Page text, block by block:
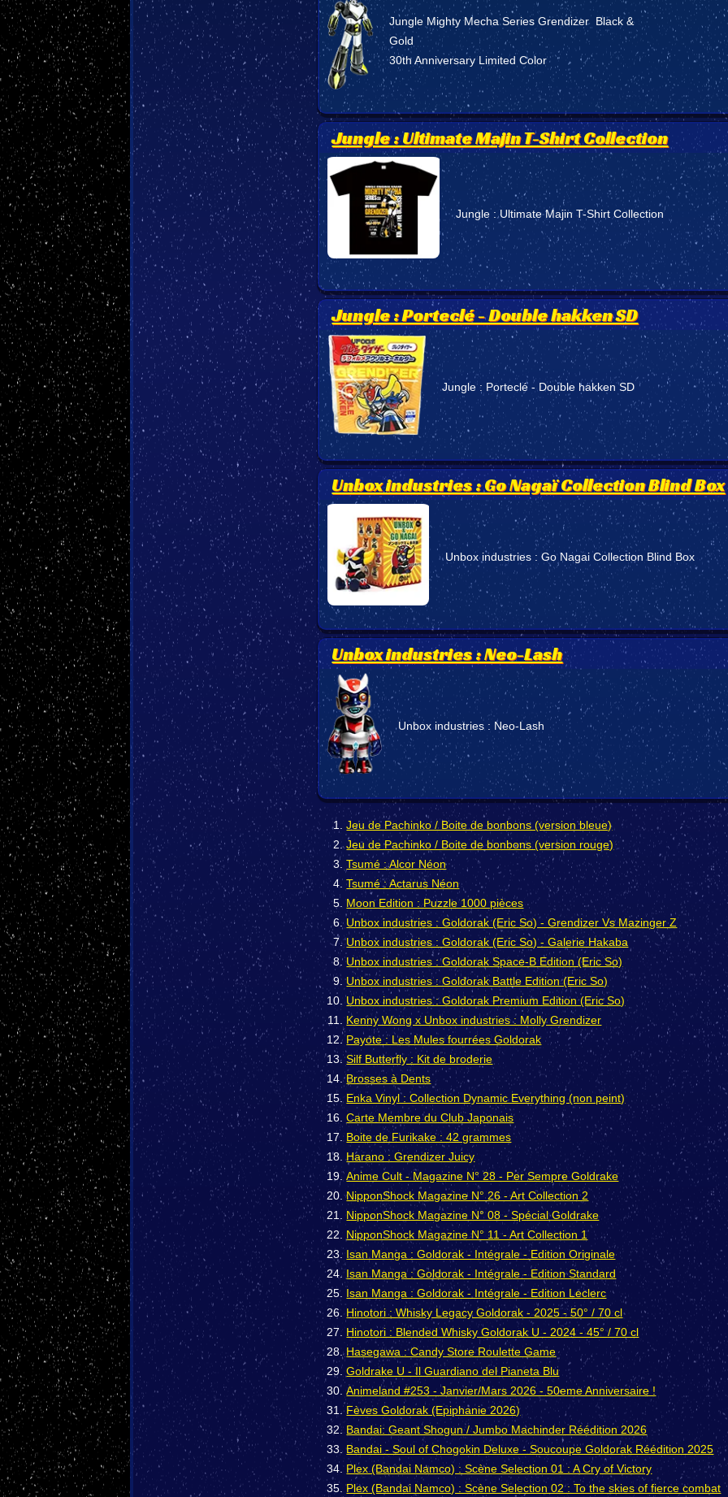
Jungle Mighty Mecha Series Grendizer Black &
Gold
30th Anniversary Limited Color
Jungle : Ultimate Majin T-Shirt Collection
Jungle : Ultimate Majin T-Shirt Collection
Jungle : Porteclé - Double hakken SD
Jungle : Porteclé - Double hakken SD
Unbox industries : Go Nagaï Collection Blind Box
Unbox industries : Go Nagai Collection Blind Box
Unbox industries : Neo-Lash
Unbox industries : Neo-Lash
Jeu de Pachinko / Boite de bonbons (version bleue)
Jeu de Pachinko / Boite de bonbons (version rouge)
Tsumé : Alcor Néon
Tsumé : Actarus Néon
Moon Edition : Puzzle 1000 pièces
Unbox industries : Goldorak (Eric So) - Grendizer Vs Mazinger Z
Unbox industries : Goldorak (Eric So) - Galerie Hakaba
Unbox industries : Goldorak Space-B Edition (Eric So)
Unbox industries : Goldorak Battle Edition (Eric So)
Unbox industries : Goldorak Premium Edition (Eric So)
Kenny Wong x Unbox industries : Molly Grendizer
Payote : Les Mules fourrées Goldorak
Silf Butterfly : Kit de broderie
Brosses à Dents
Enka Vinyl : Collection Dynamic Everything (non peint)
Carte Membre du Club Japonais
Boite de Furikake : 42 grammes
Harano : Grendizer Juicy
Anime Cult - Magazine N° 28 - Per Sempre Goldrake
NipponShock Magazine N° 26 - Art Collection 2
NipponShock Magazine N° 08 - Spécial Goldrake
NipponShock Magazine N° 11 - Art Collection 1
Isan Manga : Goldorak - Intégrale - Edition Originale
Isan Manga : Goldorak - Intégrale - Edition Standard
Isan Manga : Goldorak - Intégrale - Edition Leclerc
Hinotori : Whisky Legacy Goldorak - 2025 - 50° / 70 cl
Hinotori : Blended Whisky Goldorak U - 2024 - 45° / 70 cl
Hasegawa : Candy Store Roulette Game
Goldrake U - Il Guardiano del Pianeta Blu
Animeland #253 - Janvier/Mars 2026 - 50eme Anniversaire !
Fèves Goldorak (Epiphanie 2026)
Bandai: Geant Shogun / Jumbo Machinder Réédition 2026
Bandai - Soul of Chogokin Deluxe - Soucoupe Goldorak Réédition 2025
Plex (Bandai Namco) : Scène Selection 01 : A Cry of Victory
Plex (Bandai Namco) : Scène Selection 02 : To the skies of fierce combat